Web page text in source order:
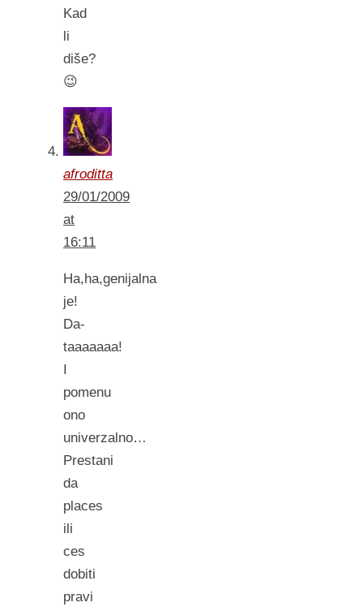
Kad
li
diše?
😉
afroditta
29/01/2009
at
16:11
Ha,ha,genijalna
je!
Da-
taaaaaaa!
I
pomenu
ono
univerzalno…
Prestani
da
places
ili
ces
dobiti
pravi